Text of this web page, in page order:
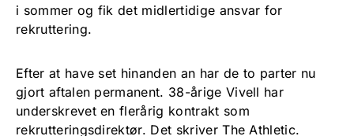
i sommer og fik det midlertidige ansvar for
rekruttering.
Efter at have set hinanden an har de to parter nu
gjort aftalen permanent. 38-årige Vivell har
underskrevet en flerårig kontrakt som
rekrutteringsdirektør. Det skriver The Athletic.